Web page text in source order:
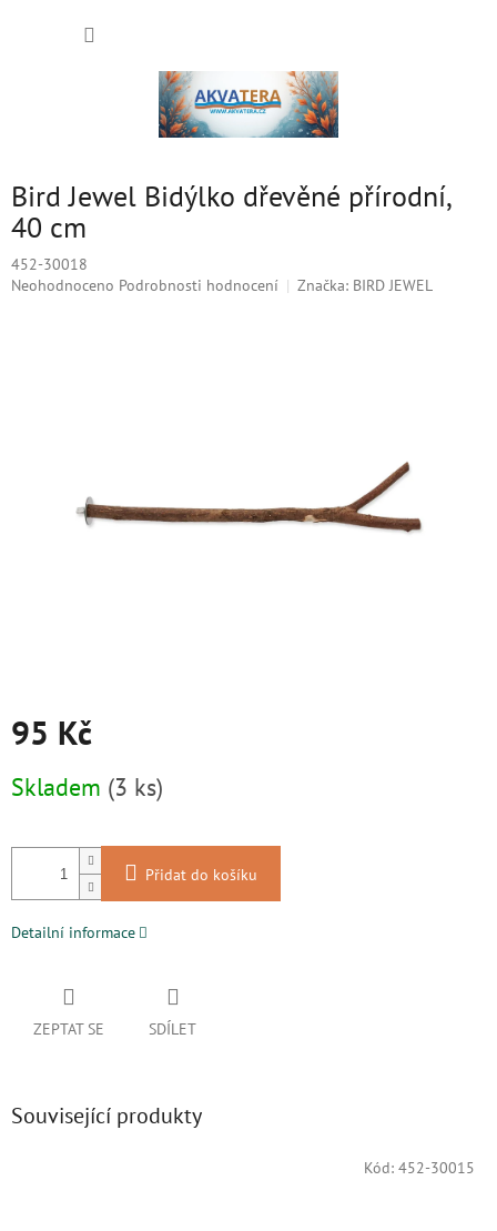
Bird Jewel Bidýlko dřevěné přírodní,
40 cm
452-30018
Průměrné
Neohodnoceno Podrobnosti hodnocení Značka: BIRD JEWEL
95 Kč
cena:
Skladem (3 ks)
Přidat do košíku
Detailní informace
ZEPTAT SE SDÍLET
Související produkty
Kód: 452-30015